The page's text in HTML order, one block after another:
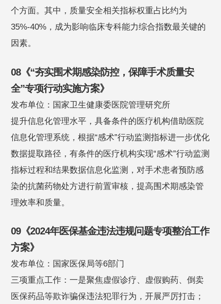
个方面。其中，质量安全相关指标权重占比约为
35%-40%，成为影响临床专科能力综合指数最关键的
因素。
08《“夯实围术期感染防控，保障手术质量安
全”专项行动实施方案》
发布单位：国家卫生健康委医院管理研究所
提升信息化管理水平，具备条件的医疗机构借助医院
信息化管理系统，根据“感术”行动监测指标进一步优化
数据提取路径，有条件的医疗机构实现“感术”行动监测
指标过程和结果数据信息化监测，对手术患者预防感
染的抗菌药物处方进行前置审核，提高围术期感染管
理效率和质量。
09《2024年医保基金违法违规问题专项整治工作
方案》
发布单位：国家医保局等6部门
三项重点工作：一是聚焦虚假诊疗、虚假购药、倒卖
医保药品等欺诈骗保违法犯罪行为，开展严厉打击；